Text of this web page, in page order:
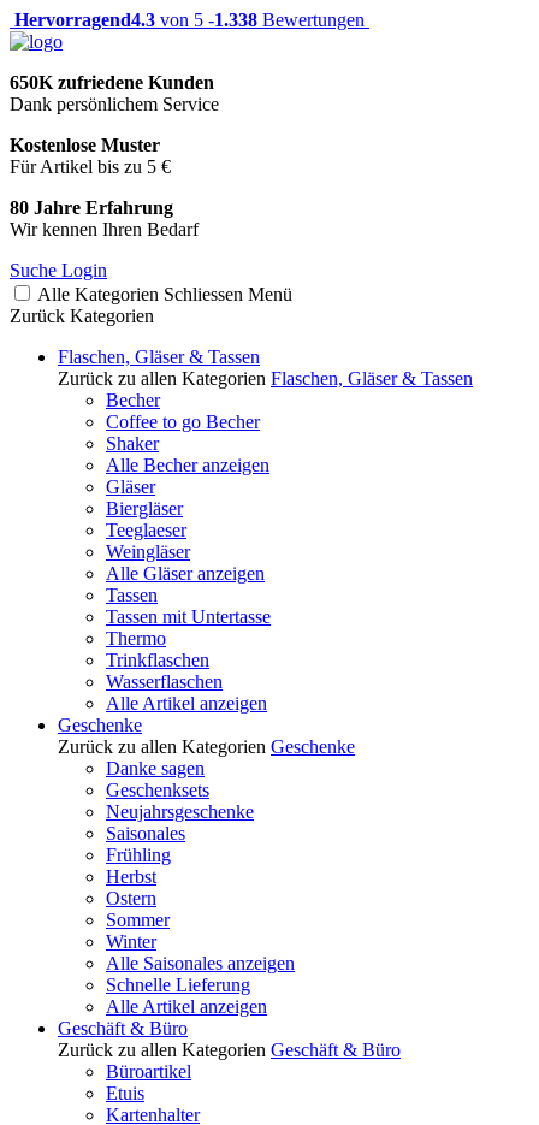
Hervorragend4.3 von 5 -1.338 Bewertungen
650K zufriedene Kunden
Dank persönlichem Service
Kostenlose Muster
Für Artikel bis zu 5 €
80 Jahre Erfahrung
Wir kennen Ihren Bedarf
Suche Login
Alle Kategorien Schliessen Menü
Zurück Kategorien
Flaschen, Gläser & Tassen
Zurück zu allen Kategorien Flaschen, Gläser & Tassen
Becher
Coffee to go Becher
Shaker
Alle Becher anzeigen
Gläser
Biergläser
Teeglaeser
Weingläser
Alle Gläser anzeigen
Tassen
Tassen mit Untertasse
Thermo
Trinkflaschen
Wasserflaschen
Alle Artikel anzeigen
Geschenke
Zurück zu allen Kategorien Geschenke
Danke sagen
Geschenksets
Neujahrsgeschenke
Saisonales
Frühling
Herbst
Ostern
Sommer
Winter
Alle Saisonales anzeigen
Schnelle Lieferung
Alle Artikel anzeigen
Geschäft & Büro
Zurück zu allen Kategorien Geschäft & Büro
Büroartikel
Etuis
Kartenhalter